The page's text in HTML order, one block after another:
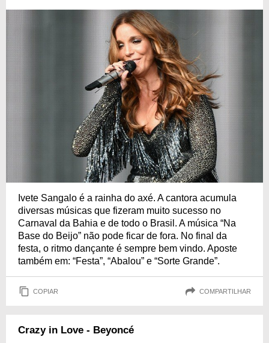
Ivete Sangalo é a rainha do axé. A cantora acumula
diversas músicas que fizeram muito sucesso no
Carnaval da Bahia e de todo o Brasil. A música “Na
Base do Beijo” não pode ficar de fora. No final da
festa, o ritmo dançante é sempre bem vindo. Aposte
também em: “Festa”, “Abalou” e “Sorte Grande”.
COPIAR COMPARTILHAR
Crazy in Love - Beyoncé